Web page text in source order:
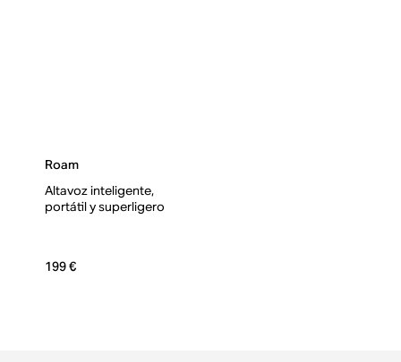
Roam
Altavoz inteligente,
portátil y superligero
199 €